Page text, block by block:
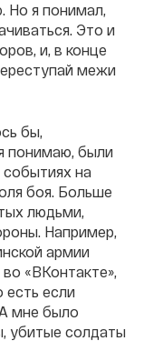
Но я понимал,
Это и
и, в конце
межи
бы,
понимаю, были
событиях на
боя. Больше
людьми,
Например,
армии
«ВКонтакте»,
есть если
мне было
убитые солдаты